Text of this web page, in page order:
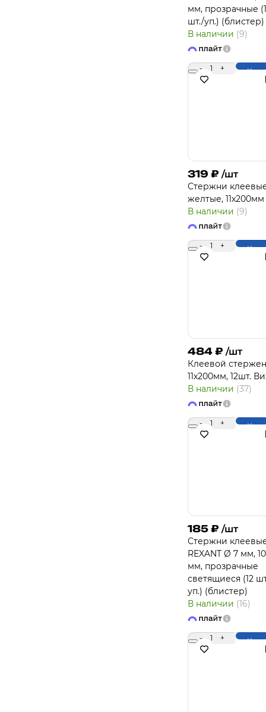
мм, прозрачные
шт./уп.) (блистер)
В наличии (9)
- 1 +
319 ₽ /шт
Стержни
желтые,
В наличии (9)
- 1 +
484 ₽ /шт
Клеевой
11х200мм, 12шт.
В наличии (37)
- 1 +
185 ₽ /шт
Стержни
REXANT Ø 7 мм,
мм, прозрачные
светящиеся (12
уп.) (блистер)
В наличии (16)
- 1 +